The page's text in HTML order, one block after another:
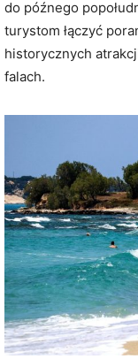
do późnego
turystom łączyć
historycznych
falach.